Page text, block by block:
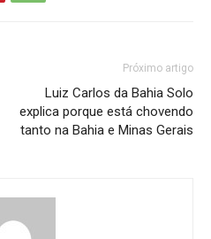
Próximo artigo
Luiz Carlos da Bahia Solo
explica porque está chovendo
tanto na Bahia e Minas Gerais